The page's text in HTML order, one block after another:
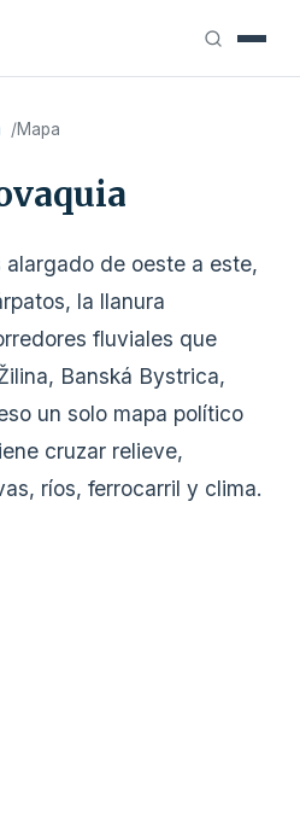
Mapa
alargado de oeste a este,
la llanura
fluviales que
Banská Bystrica,
un solo mapa político
cruzar relieve,
ríos, ferrocarril y clima.